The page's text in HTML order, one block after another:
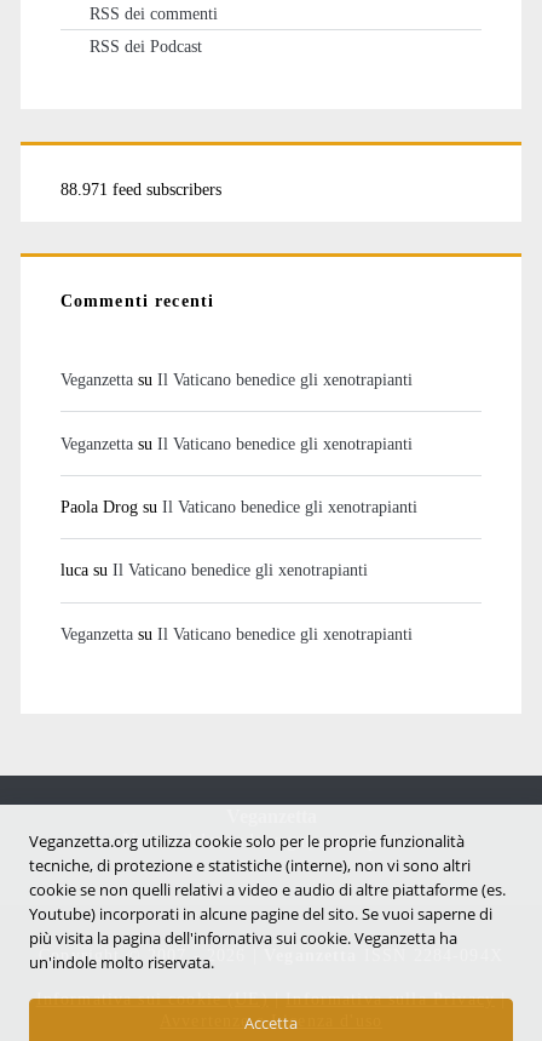
RSS dei commenti
RSS dei Podcast
88.971 feed subscribers
Commenti recenti
Veganzettasu Il Vaticano benedice gli xenotrapianti
Veganzettasu Il Vaticano benedice gli xenotrapianti
Paola Drogsu Il Vaticano benedice gli xenotrapianti
lucasu Il Vaticano benedice gli xenotrapianti
Veganzettasu Il Vaticano benedice gli xenotrapianti
Notizie dal mondo vegan e antispecista
Copyright © 2007 - 2026 |
Informativa sui cookie (UE)|Informativa sulla Privacy|
Avvertenze e Licenza d'uso
Veganzetta.org utilizza cookie solo per le proprie funzionalità
tecniche, di protezione e statistiche (interne), non vi sono altri
cookie se non quelli relativi a video e audio di altre piattaforme (es.
Youtube) incorporati in alcune pagine del sito. Se vuoi saperne di
più visita la pagina dell'infornativa sui cookie. Veganzetta ha
un'indole molto riservata.
Accetta